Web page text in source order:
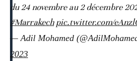
du 24 novembre au 2 décembre
#Marrakech pic.twitter.com/
— Adil Mohamed
2023